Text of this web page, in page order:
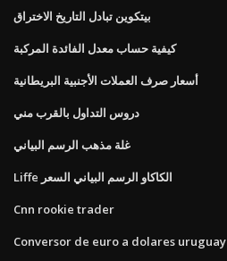
بيتكوين تبادل التاريخ الاختراق
كيفية حساب معدل الفائدة المركبة
أسعار صرف العملات الأجنبية البريطانية
دروس التداول بالقرب مني
غلة مذهب الرسم البياني
Liffe الكاكاو الرسم البياني السعر
Cnn rookie trader
Conversor de euro a dolares uruguay